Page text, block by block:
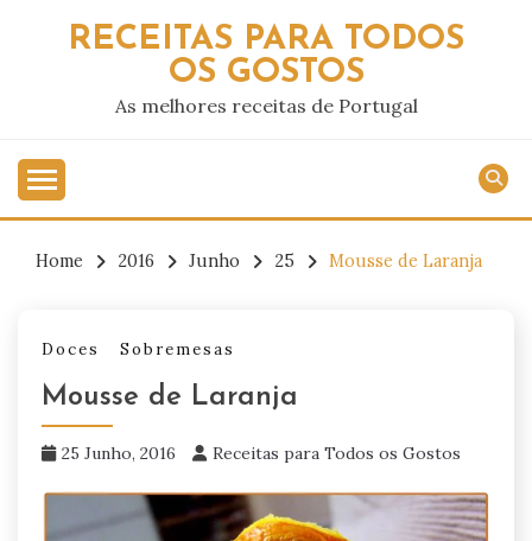
RECEITAS PARA TODOS
OS GOSTOS
As melhores receitas de Portugal
Home 2016 Junho 25 Mousse de Laranja
Doces Sobremesas
Mousse de Laranja
25 Junho, 2016 Receitas para Todos os Gostos